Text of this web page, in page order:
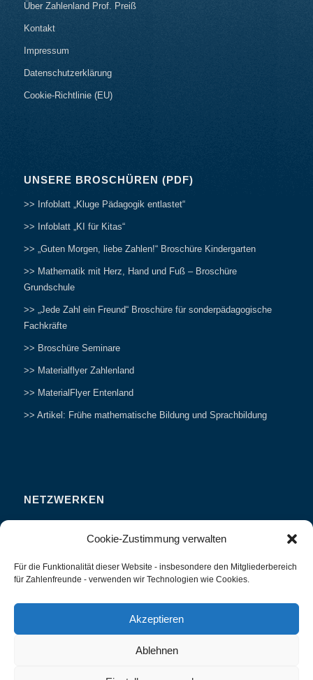
Cookie-Zustimmung verwalten
Für die Funktionalität dieser Website - insbesondere den Mitgliederbereich
für Zahlenfreunde - verwenden wir Technologien wie Cookies.
Akzeptieren
Ablehnen
Über Zahlenland Prof. Preiß
Kontakt
Impressum
Datenschutzerklärung
Cookie-Richtlinie (EU)
UNSERE BROSCHÜREN (PDF)
>> Infoblatt „Kluge Pädagogik entlastet“
>> Infoblatt „KI für Kitas“
>> „Guten Morgen, liebe Zahlen!“ Broschüre Kindergarten
>> Mathematik mit Herz, Hand und Fuß – Broschüre
Grundschule
>> „Jede Zahl ein Freund“ Broschüre für sonderpädagogische
Fachkräfte
>> Broschüre Seminare
>> Materialflyer Zahlenland
>> MaterialFlyer Entenland
>> Artikel: Frühe mathematische Bildung und Sprachbildung
NETZWERKEN
Studieren
Interviews und Erfahrungsberichte